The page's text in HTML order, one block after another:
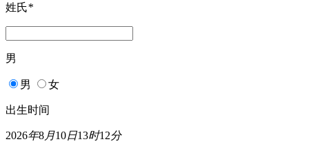
姓氏*
男
男 女
出生时间
2026年8月10日13时12分